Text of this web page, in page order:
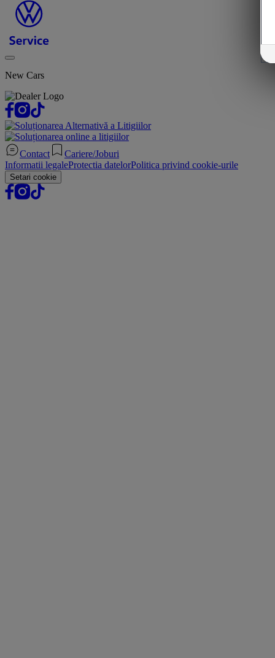
New Cars
Contact
Cariere/Joburi
Informatii legaleProtectia datelorPolitica privind cookie-urile
Setari cookie